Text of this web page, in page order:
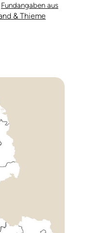
Fundangaben aus
& Thieme